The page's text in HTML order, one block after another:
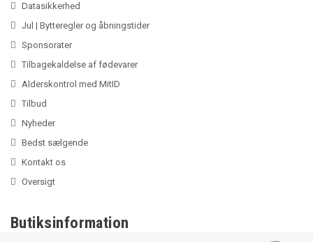
Datasikkerhed
Jul | Bytteregler og åbningstider
Sponsorater
Tilbagekaldelse af fødevarer
Alderskontrol med MitID
Tilbud
Nyheder
Bedst sælgende
Kontakt os
Oversigt
Butiksinformation